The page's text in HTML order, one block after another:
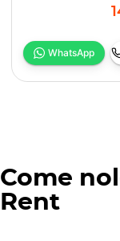
WhatsApp
Come
Rent